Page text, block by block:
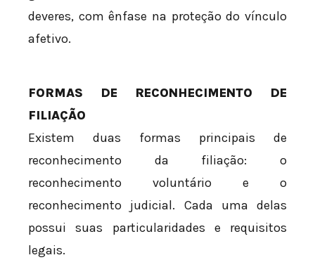
deveres, com ênfase na proteção do vínculo
afetivo.
FORMAS DE RECONHECIMENTO DE
FILIAÇÃO
Existem duas formas principais de
reconhecimento da filiação: o
reconhecimento voluntário e o
reconhecimento judicial. Cada uma delas
possui suas particularidades e requisitos
legais.